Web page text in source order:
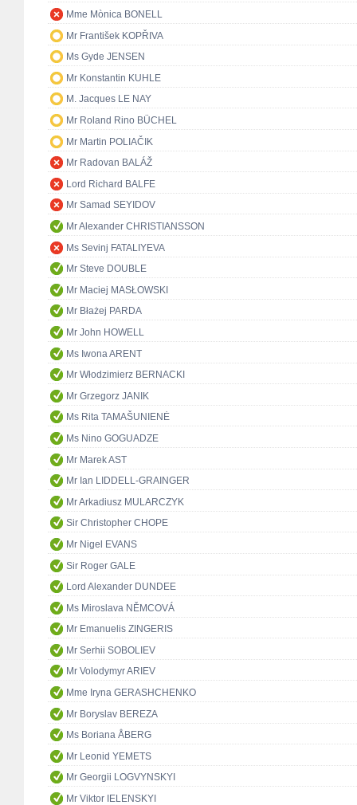
Mme Mònica BONELL
Mr František KOPŘIVA
Ms Gyde JENSEN
Mr Konstantin KUHLE
M. Jacques LE NAY
Mr Roland Rino BÜCHEL
Mr Martin POLIAČIK
Mr Radovan BALÁŽ
Lord Richard BALFE
Mr Samad SEYIDOV
Mr Alexander CHRISTIANSSON
Ms Sevinj FATALIYEVA
Mr Steve DOUBLE
Mr Maciej MASŁOWSKI
Mr Błażej PARDA
Mr John HOWELL
Ms Iwona ARENT
Mr Włodzimierz BERNACKI
Mr Grzegorz JANIK
Ms Rita TAMAŠUNIENĖ
Ms Nino GOGUADZE
Mr Marek AST
Mr Ian LIDDELL-GRAINGER
Mr Arkadiusz MULARCZYK
Sir Christopher CHOPE
Mr Nigel EVANS
Sir Roger GALE
Lord Alexander DUNDEE
Ms Miroslava NĚMCOVÁ
Mr Emanuelis ZINGERIS
Mr Serhii SOBOLIEV
Mr Volodymyr ARIEV
Mme Iryna GERASHCHENKO
Mr Boryslav BEREZA
Ms Boriana ÅBERG
Mr Leonid YEMETS
Mr Georgii LOGVYNSKYI
Mr Viktor IELENSKYI